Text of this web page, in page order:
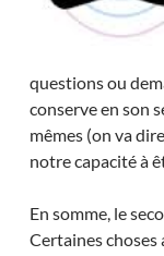
questions ou
conserve en son
mêmes (on va
notre capacité à
En somme, le
Certaines choses